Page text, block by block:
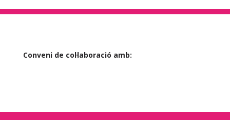
Conveni de col·laboració amb: